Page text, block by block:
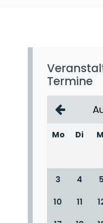
Termine
Mo Di
3
4 5
10
11